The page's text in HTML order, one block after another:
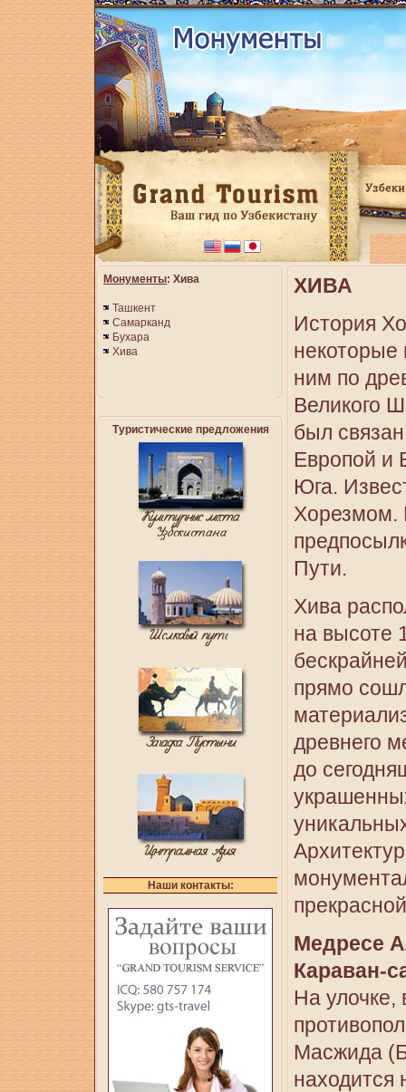
Монументы: Хива
Ташкент
Самарканд
Бухара
Хива
Туристические предложения
Наши контакты:
ХИВА
История
некоторые
ним по
Великого
был
Европой и
Юга.
Хорезмом.
Пути.
Хива
на высоте
прямо
древнего
до
Медресе
Караван-
На улочке,
Масжида
находится